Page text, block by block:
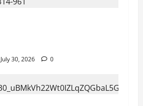
July 30, 2026 0